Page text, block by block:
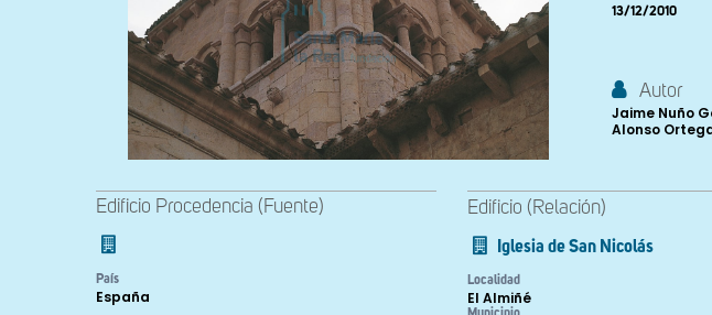
13/12/2010
Autor
Jaime Nuño
Alonso
Edificio Procedencia (Fuente)
País
España
Edificio (Relación)
Iglesia de San Nicolás
Localidad
El Almiñé